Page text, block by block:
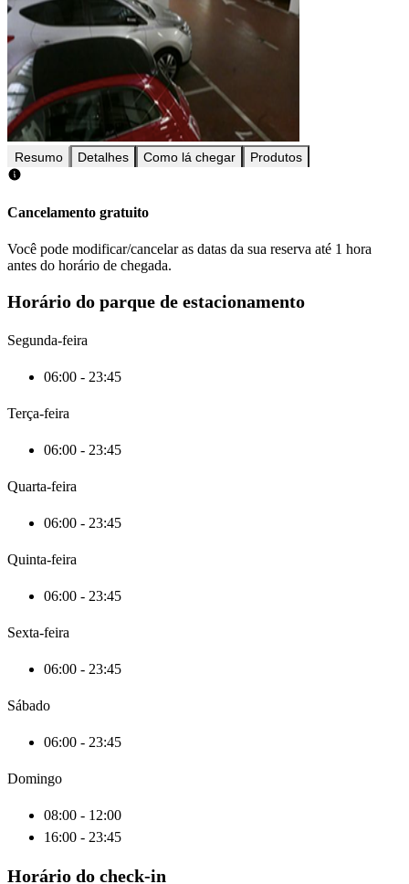
Resumo Detalhes Como lá chegar Produtos
Cancelamento gratuito
Você pode modificar/cancelar as datas da sua reserva até 1 hora
antes do horário de chegada.
Horário do parque de estacionamento
Segunda-feira
06:00 - 23:45
Terça-feira
06:00 - 23:45
Quarta-feira
06:00 - 23:45
Quinta-feira
06:00 - 23:45
Sexta-feira
06:00 - 23:45
Sábado
06:00 - 23:45
Domingo
08:00 - 12:00
16:00 - 23:45
Horário do check-in